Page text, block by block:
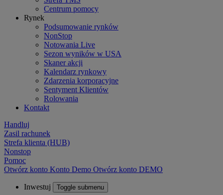
Centrum pomocy
Rynek
Podsumowanie rynków
NonStop
Notowania Live
Sezon wyników w USA
Skaner akcji
Kalendarz rynkowy
Zdarzenia korporacyjne
Sentyment Klientów
Rolowania
Kontakt
Handluj
Zasil rachunek
Strefa klienta (HUB)
Nonstop
Pomoc
Otwórz konto Konto Demo Otwórz konto DEMO
Inwestuj Toggle submenu